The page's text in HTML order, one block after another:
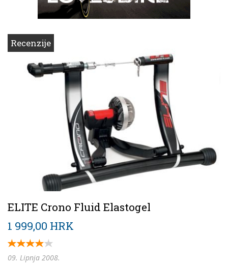
Recenzije
ELITE Crono Fluid Elastogel
1 999,00 HRK
09. Lipnja 2008.